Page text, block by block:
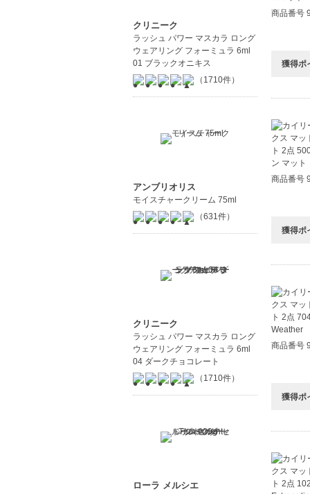
商品番号
獲得ポ
商品番号
獲得ポ
商品番号
獲得ポ
クリニーク
ラッシュ パワー マスカラ ロング
ウェアリング フォーミュラ 6ml
01 ブラックオニキス
（1710件）
アンブリオリス
モイスチャークリーム 75ml
（631件）
クリニーク
ラッシュ パワー マスカラ ロング
ウェアリング フォーミュラ 6ml
04 ダークチョコレート
（1710件）
ローラ メルシエ